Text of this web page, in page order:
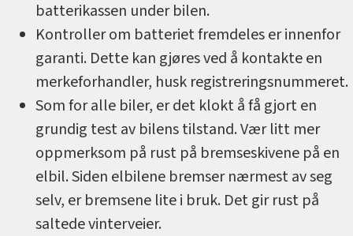
batterikassen under bilen.
Kontroller om batteriet fremdeles er innenfor
garanti. Dette kan gjøres ved å kontakte en
merkeforhandler, husk registreringsnummeret.
Som for alle biler, er det klokt å få gjort en
grundig test av bilens tilstand. Vær litt mer
oppmerksom på rust på bremseskivene på en
elbil. Siden elbilene bremser nærmest av seg
selv, er bremsene lite i bruk. Det gir rust på
saltede vinterveier.